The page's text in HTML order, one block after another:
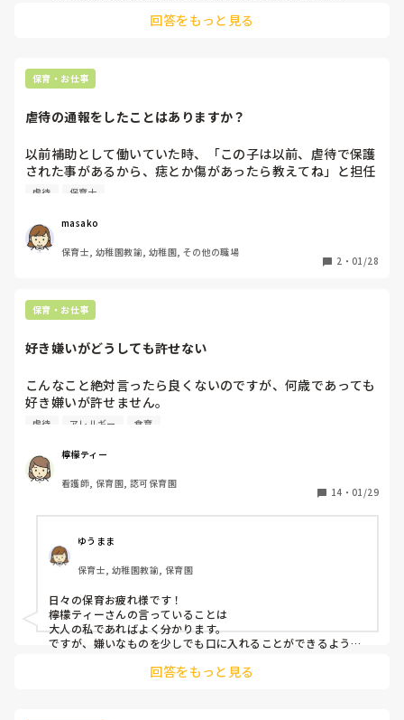
それまでは、その子の加配担当の先生が帰った後に別のパート
私は、その子とほとんど面識がない、前の先生が自由奔放にさ
せていた影響でかなりの洗練を受けました。
変わった初日から1週間程、噛まれる、両腕をつねる、引っ掛
昨日までの先生が自由奔放にされていた、見切れなかった行動
が私になって止められたり、注意される苛立ちで私にやる感じ
でした。
その都度、ダメな事はダメと教え続けつつ…保護者に言えな
はないですが、あまりにも我慢できず、両腕血だらけになりな
がら事務所に行って看護師さんに治療をお願いしました。事務
所には、園長、副園長、主任もいるので私の血だらけの様子を
みて驚く…私は、それを知って欲しくてわざと事務所に行った
ね。
その後は、だいぶ子どもの行動パターンも読めるようになった
り、自分で薬や絆創膏を持参したりして乗り切りました。
血だらけ、噛みつかれながら奮闘してる姿を担任や上層部か見
た。
試し行動をされている間は仕方がないですが…少しでも保護者
の方に理解して貰うにはこのような行動を取るしかなかったで
す。
たので恵まれていました。
あれから半年以上経ちますが、今は、週に数回だけ彼につく時
がありますが、信頼関係も築けているので痛い洗練はないです
が、たまに構って欲しくて噛まれたりつねる行動はされます。
保護者の方とも信頼関係は出来ているので、担任ではない私
えるようにしてます。私が、怪我した時は、笑いながら話して
ます（笑）
正直、他の子ども達に怪我させるより仕方がないか…て諦めて
ロカさんが、担任の先生でしたら担任に先生同士で話されてか
ら上司の方にご相談されてもいいと思います。
担任が伝えるより園長、副園長なりが、保護者の方に伝えて貰
うと変わるかも？しれませんね。
変わらなければ難しいかもしれませんね。
回答をもっと見る
保育・お仕事
虐待の通報をしたことはありますか？
以前補助として働いていた時、「この子は以前、虐待で保護
された事があるから、痣とか傷があったら教えてね」と担任
に言われた事があります。目に見える傷がある虐待でした
て、通報したケースも見てきました。
現在、毎日お風呂に入っていない子や、親が子供の荷物を用
意できない家庭、朝ごはんを食べさせていない家庭等、ネグ
レクト気味の家庭が何件かあります。職員で共有はしている
ネグレクトや心理的虐待でも、通報したケースはあります
か？どの程度で、保育士・保育園は虐待と判断しましたか？
無知で申し訳ないですが、宜しくお願い致します。
虐待 保育士
masako
保育士, 幼稚園教諭, 幼稚園, その他の職場
2 ・ 01/28
保育・お仕事
好き嫌いがどうしても許せない
こんなこと絶対言ったら良くないのですが、何歳であっても
好き嫌いが許せません。
でも好きなものだけ食べ続けるのは違うと思っています。
嫌いなものでも、一口でも出るたびに食べるから、大人にな
って食べれるようになるんです。ずっと拒否できる環境なら
食材、作ってくれている手間はタダじゃないんです。
多少我慢してでも、食えるなら食うのが当たり前だと思って
生理的に吐くとかアレルギーなら分かりますが、口に入れた
ら食べれるなら、食べないのはワガママだと思います。
好きなもの食べたいなら嫌いなものも満遍なく食べる。
材も挑戦してってしないと成長も克服もしないです。
虐待 アレルギー 食育
檸檬ティー
看護師, 保育園, 認可保育園
14 ・ 01/29
ゆうまま
保育士, 幼稚園教諭, 保育園
日々の保育お疲れ様です！
檸檬ティーさんの言っていることは
大人の私であればよく分かります。
ですが、嫌いなものを少しでも口に入れることができるように
周りのお友達が食べているのをみて、食べられるようになった
回答をもっと見る